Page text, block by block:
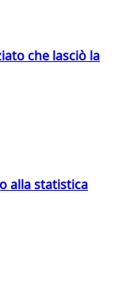
che lasciò la
alla statistica